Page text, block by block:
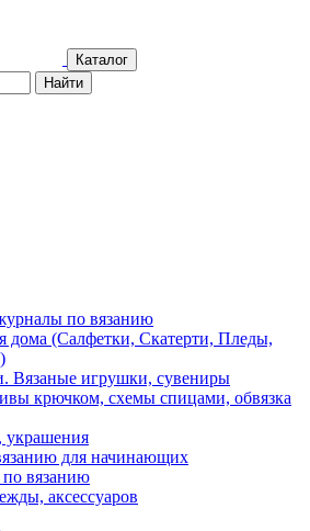
Каталог
Найти
по вязанию
дома (Салфетки, Скатерти, Пледы,
Вязаные игрушки, сувениры
крючком, схемы спицами, обвязка
украшения
для начинающих
вязанию
аксессуаров